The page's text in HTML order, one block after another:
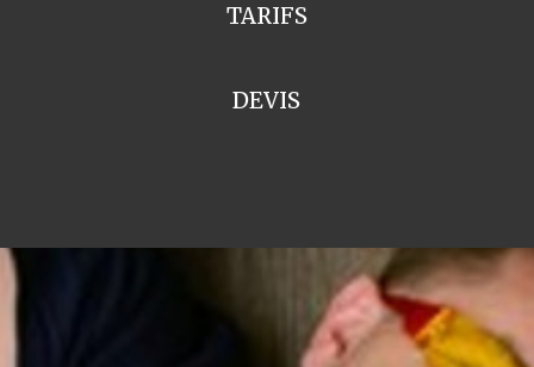
TARIFS
DEVIS